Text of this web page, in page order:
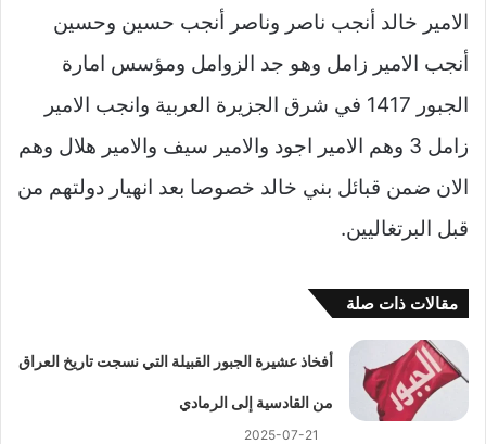
الامير خالد أنجب ناصر وناصر أنجب حسين وحسين
أنجب الامير زامل وهو جد الزوامل ومؤسس امارة
الجبور 1417 في شرق الجزيرة العربية وانجب الامير
زامل 3 وهم الامير اجود والامير سيف والامير هلال وهم
الان ضمن قبائل بني خالد خصوصا بعد انهيار دولتهم من
قبل البرتغاليين.
مقالات ذات صلة
أفخاذ عشيرة الجبور القبيلة التي نسجت تاريخ العراق
من القادسية إلى الرمادي
2025-07-21